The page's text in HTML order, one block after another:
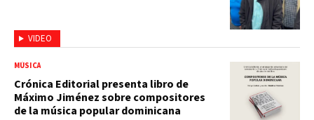
VIDEO
MÚSICA
Crónica Editorial presenta libro de
Máximo Jiménez sobre compositores
de la música popular dominicana